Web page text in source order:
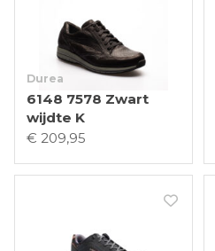
Durea
6148 7578 Zwart
wijdte K
€ 209,95